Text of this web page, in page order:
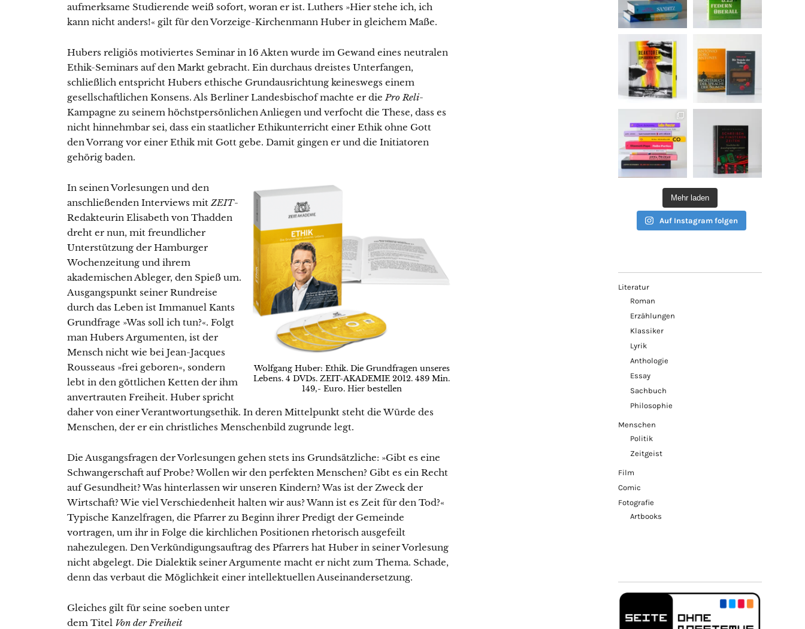
aufmerksame Studierende weiß sofort, woran er ist. Luthers »Hier stehe ich, ich
kann nicht anders!« gilt für den Vorzeige-Kirchenmann Huber in gleichem Maße.
Hubers religiös motiviertes Seminar in 16 Akten wurde im Gewand eines neutralen
Ethik-Seminars auf den Markt gebracht. Ein durchaus dreistes Unterfangen,
schließlich entspricht Hubers ethische Grundausrichtung keineswegs einem
gesellschaftlichen Konsens. Als Berliner Landesbischof machte er die Pro Reli-
Kampagne zu seinem höchstpersönlichen Anliegen und verfocht die These, dass es
nicht hinnehmbar sei, dass ein staatlicher Ethikunterricht einer Ethik ohne Gott
den Vorrang vor einer Ethik mit Gott gebe. Damit gingen er und die Initiatoren
gehörig baden.
Wolfgang Huber: Ethik. Die Grundfragen unseres
Lebens. 4 DVDs. ZEIT-AKADEMIE 2012. 489 Min.
149,- Euro. Hierbestellen
In seinen Vorlesungen und den
anschließenden Interviews mit ZEIT-
Redakteurin Elisabeth von Thadden
dreht er nun, mit freundlicher
Unterstützung der Hamburger
Wochenzeitung und ihrem
akademischen Ableger, den Spieß um.
Ausgangspunkt seiner Rundreise
durch das Leben ist Immanuel Kants
Grundfrage »Was soll ich tun?«. Folgt
man Hubers Argumenten, ist der
Mensch nicht wie bei Jean-Jacques
Rousseaus »frei geboren«, sondern
lebt in den göttlichen Ketten der ihm
anvertrauten Freiheit. Huber spricht
daher von einer Verantwortungsethik. In deren Mittelpunkt steht die Würde des
Menschen, der er ein christliches Menschenbild zugrunde legt.
Die Ausgangsfragen der Vorlesungen gehen stets ins Grundsätzliche: »Gibt es eine
Schwangerschaft auf Probe? Wollen wir den perfekten Menschen? Gibt es ein Recht
auf Gesundheit? Was hinterlassen wir unseren Kindern? Was ist der Zweck der
Wirtschaft? Wie viel Verschiedenheit halten wir aus? Wann ist es Zeit für den Tod?«
Typische Kanzelfragen, die Pfarrer zu Beginn ihrer Predigt der Gemeinde
vortragen, um ihr in Folge die kirchlichen Positionen rhetorisch ausgefeilt
nahezulegen. Den Verkündigungsauftrag des Pfarrers hat Huber in seiner Vorlesung
nicht abgelegt. Die Dialektik seiner Argumente macht er nicht zum Thema. Schade,
denn das verbaut die Möglichkeit einer intellektuellen Auseinandersetzung.
Gleiches gilt für seine soeben unter
dem Titel Von der Freiheit
Mehr laden
Auf Instagram folgen
Literatur
Roman
Erzählungen
Klassiker
Lyrik
Anthologie
Essay
Sachbuch
Philosophie
Menschen
Politik
Zeitgeist
Film
Comic
Fotografie
Artbooks